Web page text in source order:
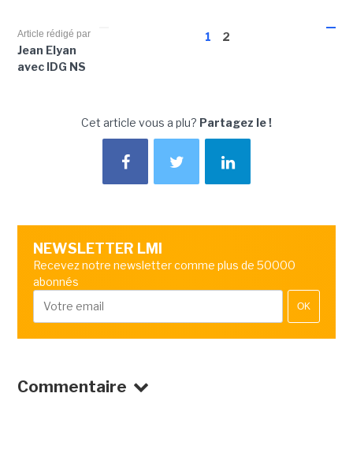
1 2
Article rédigé par
Jean Elyan
avec IDG NS
Cet article vous a plu? Partagez le !
NEWSLETTER LMI
Recevez notre newsletter comme plus de 50000
abonnés
OK
Commentaire